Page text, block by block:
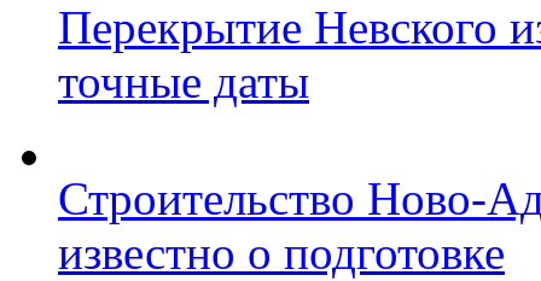
Перекрытие Невского
точные даты
Строительство Ново-
известно о подготовке